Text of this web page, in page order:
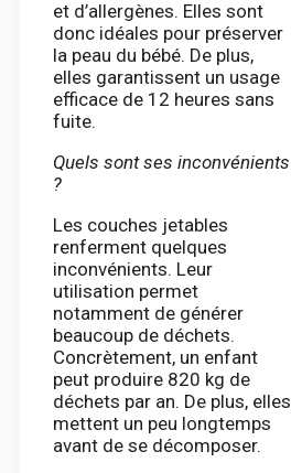
et d’allergènes. Elles sont
donc idéales pour préserver
la peau du bébé. De plus,
elles garantissent un usage
efficace de 12 heures sans
fuite.
Quels sont ses inconvénients
?
Les couches jetables
renferment quelques
inconvénients. Leur
utilisation permet
notamment de générer
beaucoup de déchets.
Concrètement, un enfant
peut produire 820 kg de
déchets par an. De plus, elles
mettent un peu longtemps
avant de se décomposer.